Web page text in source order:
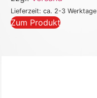
Lieferzeit: ca. 2-3 Werktage
Zum Produkt